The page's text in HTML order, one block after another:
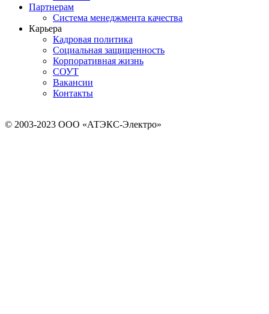
Партнерам
Система менеджмента качества
Карьера
Кадровая политика
Социальная защищенность
Корпоративная жизнь
СОУТ
Вакансии
Контакты
© 2003-2023 ООО «АТЭКС-Электро»